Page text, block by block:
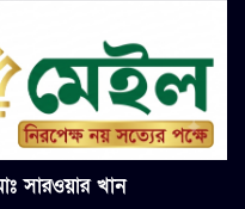
থাকা ফ্যাসিবাদের
নিয়ে বিভ্রান্তি ছড়াচ্ছে:
ব্যর্থ হতে পারে না, ব্যর্থ
স্বরাষ্ট্রমন্ত্রী
সারওয়ার খান